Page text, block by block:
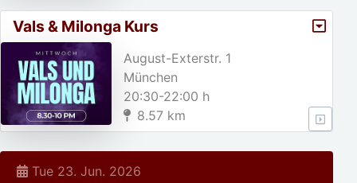
Vals & Milonga Kurs
August-Exterstr. 1
München
20:30-22:00 h
8.57 km
Tue 23. Jun. 2026